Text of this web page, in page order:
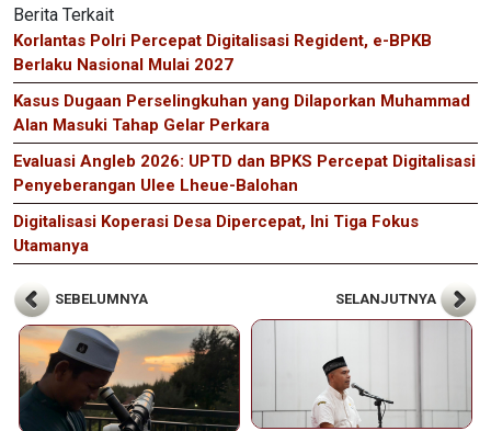
Berita Terkait
Korlantas Polri Percepat Digitalisasi Regident, e-BPKB
Berlaku Nasional Mulai 2027
Kasus Dugaan Perselingkuhan yang Dilaporkan Muhammad
Alan Masuki Tahap Gelar Perkara
Evaluasi Angleb 2026: UPTD dan BPKS Percepat Digitalisasi
Penyeberangan Ulee Lheue-Balohan
Digitalisasi Koperasi Desa Dipercepat, Ini Tiga Fokus
Utamanya
SEBELUMNYA SELANJUTNYA